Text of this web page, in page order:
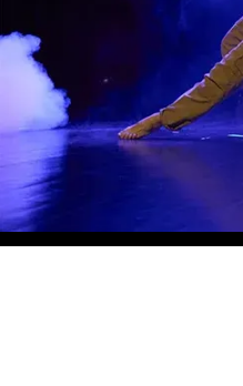
1 de 3: Natzuri -